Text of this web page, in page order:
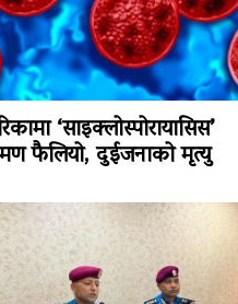
‘साइक्लोस्पोरायासिस’
फैलियो, दुईजनाको मृत्यु